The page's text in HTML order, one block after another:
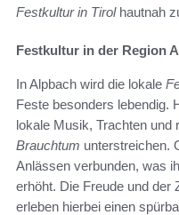
Festkultur in Tirolhautnah
Festkultur in der Region
In Alpbach wird die lokale
Feste besonders lebendig.
lokale Musik, Trachten und
Brauchtum unterstreichen.
Anlässen verbunden, was
erhöht. Die Freude und der
erleben hierbei einen